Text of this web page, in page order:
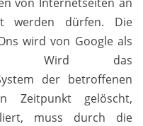
werden dürfen. Die
wird von Google als
Wird das
der betroffenen
Zeitpunkt gelöscht,
muss durch die